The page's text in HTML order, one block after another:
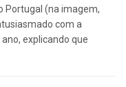
Portugal (na imagem,
com a
explicando que